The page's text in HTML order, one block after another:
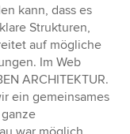
kann, dass es
Strukturen,
auf mögliche
Im Web
ARCHITEKTUR.
ein gemeinsames